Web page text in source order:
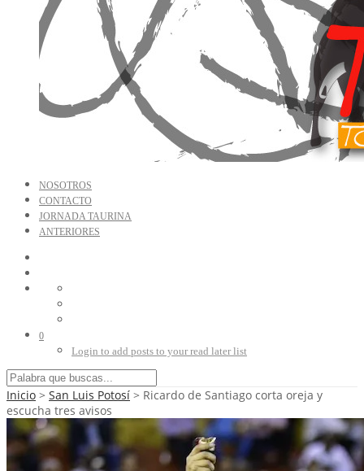
NOSOTROS
CONTACTO
JORNADA TAURINA
ANTERIORES
0
Login to add posts to your read later list
Inicio > San Luis Potosí > Ricardo de Santiago corta oreja y
escucha tres avisos